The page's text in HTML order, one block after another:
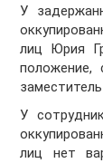
У
лиц Юрия
положение,
У
лиц нет